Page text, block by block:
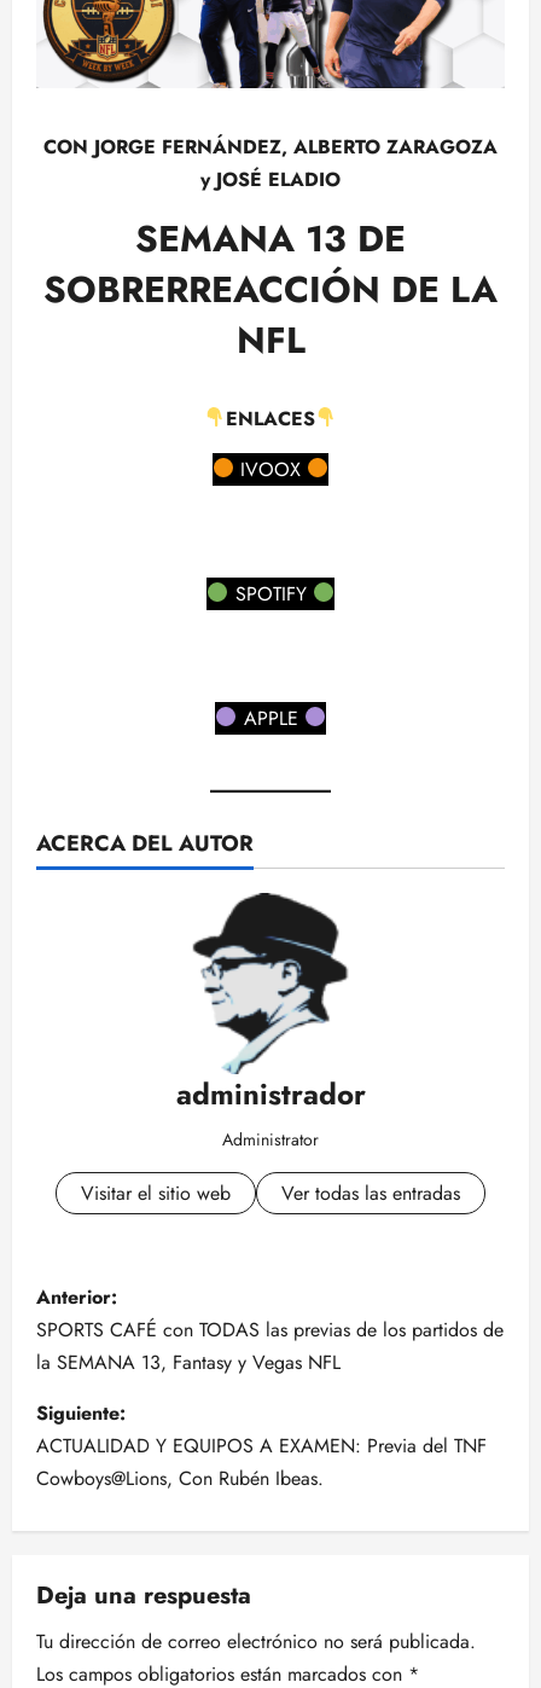
CON JORGE FERNÁNDEZ, ALBERTO ZARAGOZA
y JOSÉ ELADIO
SEMANA 13 DE
SOBRERREACCIÓN DE LA
NFL
ENLACES
IVOOX
SPOTIFY
APPLE
ACERCA DEL AUTOR
administrador
Administrator
Visitar el sitio web Ver todas las entradas
N
a
v
e
g
a
c
i
Anterior:
SPORTS CAFÉ con TODAS las previas de los partidos de
la SEMANA 13, Fantasy y Vegas NFL
Siguiente:
ACTUALIDAD Y EQUIPOS A EXAMEN: Previa del TNF
Cowboys@Lions, Con Rubén Ibeas.
Deja una respuesta
Tu dirección de correo electrónico no será publicada.
Los campos obligatorios están marcados con *